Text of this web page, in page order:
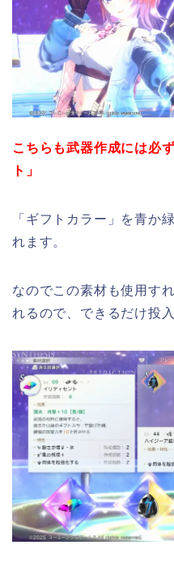
こちらも武器作成には必
ト」
「ギフトカラー」を青か
れます。
なのでこの素材も使用す
れるので、できるだけ投